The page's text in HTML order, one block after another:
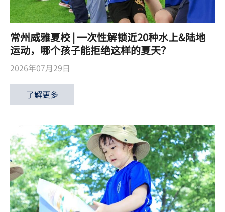
常州威雅夏校 | 一次性解锁近20种水上&陆地
运动，哪个孩子能拒绝这样的夏天？
2026年07月29日
了解更多